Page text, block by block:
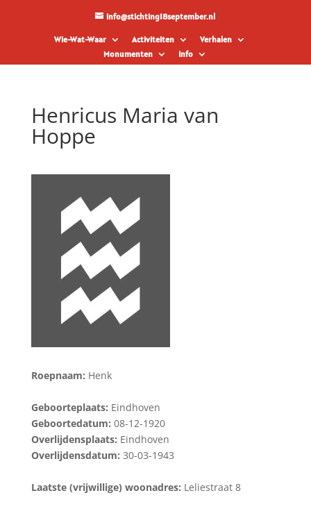
info@stichting18september.nl
Wie-Wat-Waar Activiteiten
Verhalen
Monumenten
Info
Henricus Maria van
Hoppe
Roepnaam: Henk
Geboorteplaats: Eindhoven
Geboortedatum: 08-12-1920
Overlijdensplaats: Eindhoven
Overlijdensdatum: 30-03-1943
Laatste (vrijwillige) woonadres: Leliestraat 8